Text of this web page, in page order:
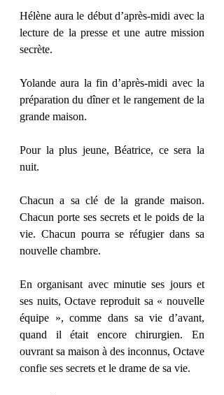
Hélène aura le début d’après-midi avec la
lecture de la presse et une autre mission
secrète.
Yolande aura la fin d’après-midi avec la
préparation du dîner et le rangement de la
grande maison.
Pour la plus jeune, Béatrice, ce sera la
nuit.
Chacun a sa clé de la grande maison.
Chacun porte ses secrets et le poids de la
vie. Chacun pourra se réfugier dans sa
nouvelle chambre.
En organisant avec minutie ses jours et
ses nuits, Octave reproduit sa « nouvelle
équipe », comme dans sa vie d’avant,
quand il était encore chirurgien. En
ouvrant sa maison à des inconnus, Octave
confie ses secrets et le drame de sa vie.